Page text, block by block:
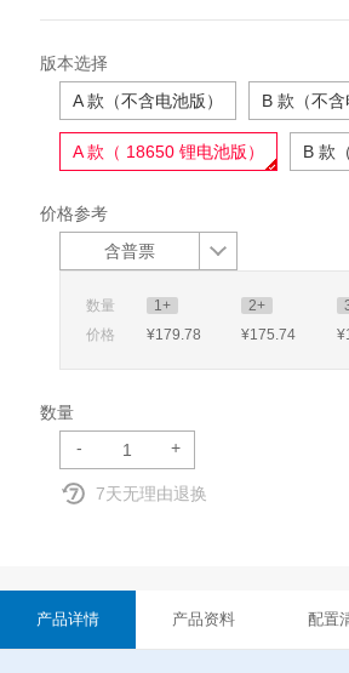
版本选择
A 款（不含电池版）
B 款（不含
A 款（ 18650 锂电池版） B 款
价格参考
含普票
数量 1+ 2+
价格
¥179.78 ¥175.74
数量
-
+
7天无理由退换
产品详情 产品资料 配置